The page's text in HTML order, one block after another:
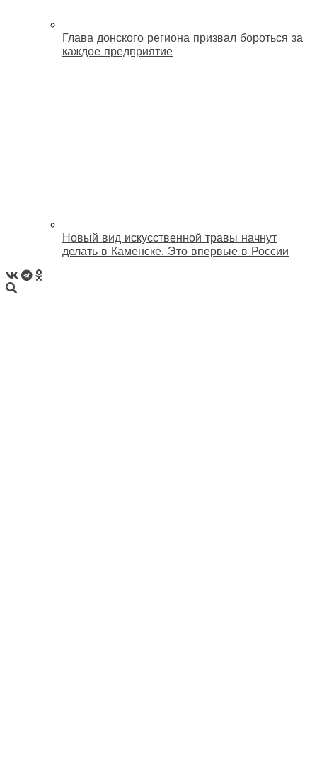
Глава донского региона призвал бороться за
каждое предприятие
Новый вид искусственной травы начнут
делать в Каменске. Это впервые в России